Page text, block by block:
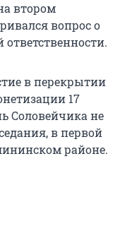
втором
вопрос о
в перекрытии
17
Соловейчика не
в первой
районе.